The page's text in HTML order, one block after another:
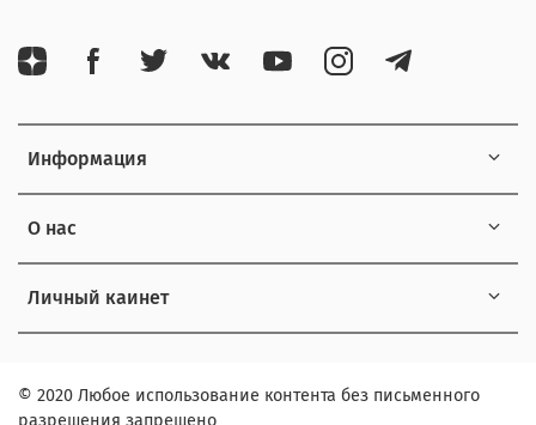
Информация
О нас
Личный каинет
© 2020 Любое использование контента без письменного